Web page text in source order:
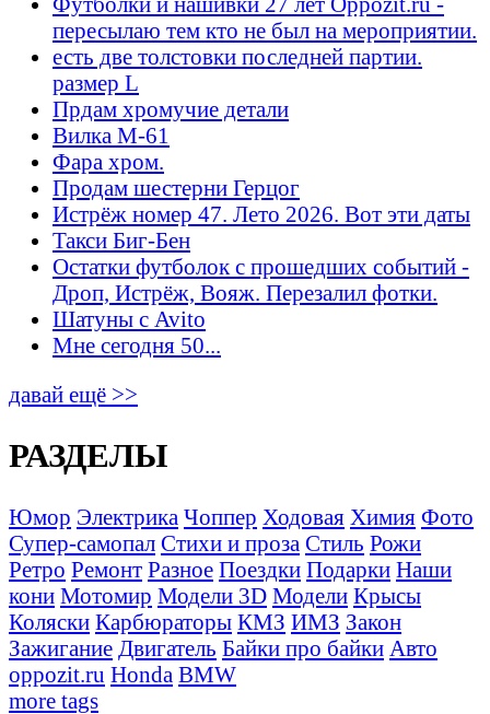
пересылаю тем кто не был на мероприятии.
есть две толстовки последней партии.
размер L
Прдам хромучие детали
Вилка М-61
Фара хром.
Продам шестерни Герцог
Истрёж номер 47. Лето 2026. Вот эти даты
Такси Биг-Бен
Остатки футболок с прошедших событий -
Дроп, Истрёж, Вояж. Перезалил фотки.
Шатуны с Avito
Мне сегодня 50...
давай ещё >>
РАЗДЕЛЫ
Юмор Электрика Чоппер Ходовая Химия Фото
Супер-самопал Стихи и проза Стиль Рожи
Ретро Ремонт Разное Поездки Подарки Наши
кони Мотомир Модели 3D Модели Крысы
Коляски Карбюраторы КМЗ ИМЗ Закон
Зажигание Двигатель Байки про байки Авто
oppozit.ru Honda BMW
more tags